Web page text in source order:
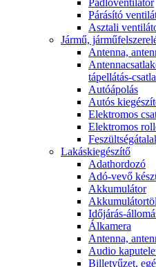
Padlóventilátor
Párásító
Asztali
Jármű,
Antenna,
tápellátás-
Autóápolás
Autós
Elektromos
Elektromos
Lakáskiegészítő
Adathordozó
Adó-vevő
Akkumulátor
Időjárás-
Álkamera
Antenna,
Audio
Billetyűzet,